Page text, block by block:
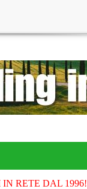
IN RETE DAL 1996!